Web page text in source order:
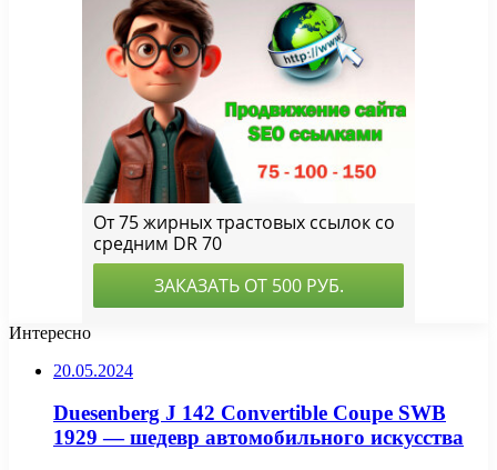
Интересно
20.05.2024
Duesenberg J 142 Convertible Coupe SWB
1929 — шедевр автомобильного искусства